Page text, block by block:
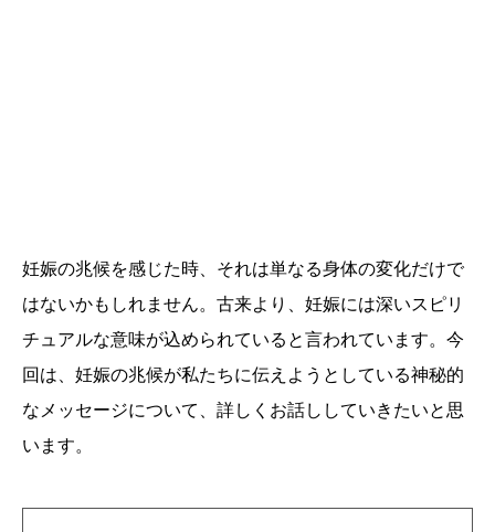
妊娠の兆候を感じた時、それは単なる身体の変化だけで
はないかもしれません。古来より、妊娠には深いスピリ
チュアルな意味が込められていると言われています。今
回は、妊娠の兆候が私たちに伝えようとしている神秘的
なメッセージについて、詳しくお話ししていきたいと思
います。